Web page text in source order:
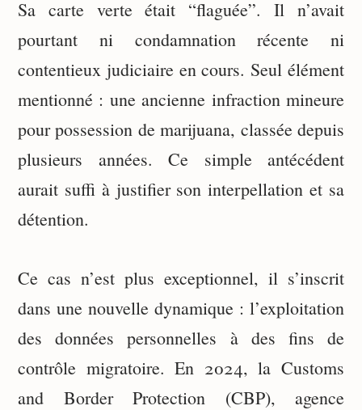
Sa carte verte était “flaguée”. Il n’avait
pourtant ni condamnation récente ni
contentieux judiciaire en cours. Seul élément
mentionné : une ancienne infraction mineure
pour possession de marijuana, classée depuis
plusieurs années. Ce simple antécédent
aurait suffi à justifier son interpellation et sa
détention.
Ce cas n’est plus exceptionnel, il s’inscrit
dans une nouvelle dynamique : l’exploitation
des données personnelles à des fins de
contrôle migratoire. En 2024, la Customs
and Border Protection (CBP), agence